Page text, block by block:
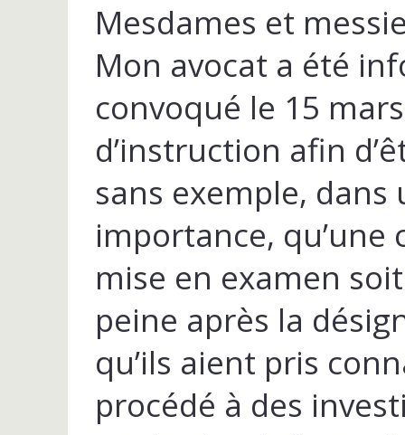
Mesdames et
Mon avocat a été
convoqué le 15
d’instruction afin
sans exemple,
importance, qu’une
mise en examen
peine après la
qu’ils aient pris
procédé à des